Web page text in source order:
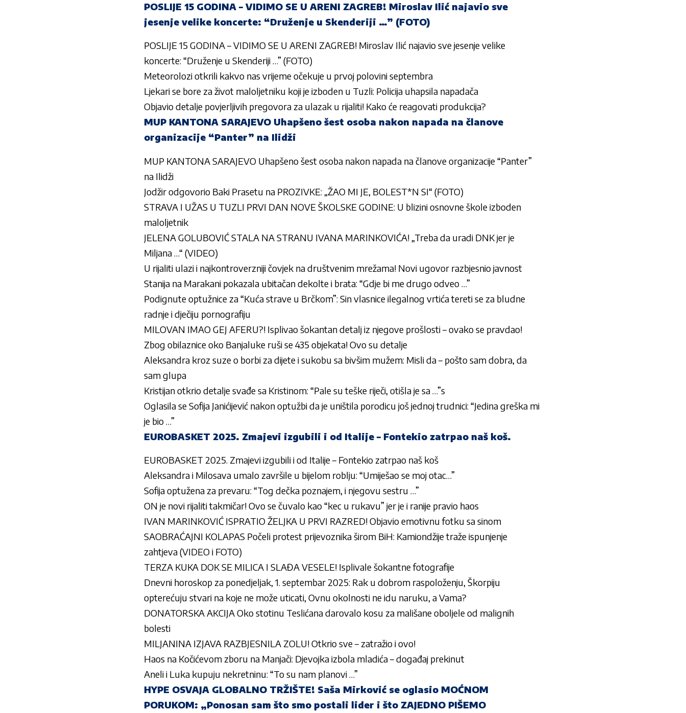
POSLIJE 15 GODINA – VIDIMO SE U ARENI ZAGREB! Miroslav Ilić najavio sve
jesenje velike koncerte: “Druženje u Skenderiji …” (FOTO)
POSLIJE 15 GODINA – VIDIMO SE U ARENI ZAGREB! Miroslav Ilić najavio sve jesenje velike
koncerte: “Druženje u Skenderiji …” (FOTO)
Meteorolozi otkrili kakvo nas vrijeme očekuje u prvoj polovini septembra
Ljekari se bore za život maloljetniku koji je izboden u Tuzli: Policija uhapsila napadača
Objavio detalje povjerljivih pregovora za ulazak u rijaliti! Kako će reagovati produkcija?
MUP KANTONA SARAJEVO Uhapšeno šest osoba nakon napada na članove
organizacije “Panter” na Ilidži
MUP KANTONA SARAJEVO Uhapšeno šest osoba nakon napada na članove organizacije “Panter”
na Ilidži
Jodžir odgovorio Baki Prasetu na PROZIVKE: „ŽAO MI JE, BOLEST*N SI“ (FOTO)
STRAVA I UŽAS U TUZLI PRVI DAN NOVE ŠKOLSKE GODINE: U blizini osnovne škole izboden
maloljetnik
JELENA GOLUBOVIĆ STALA NA STRANU IVANA MARINKOVIĆA! „Treba da uradi DNK jer je
Miljana …“ (VIDEO)
U rijaliti ulazi i najkontroverzniji čovjek na društvenim mrežama! Novi ugovor razbjesnio javnost
Stanija na Marakani pokazala ubitačan dekolte i brata: “Gdje bi me drugo odveo …”
Podignute optužnice za “Kuća strave u Brčkom”: Sin vlasnice ilegalnog vrtića tereti se za bludne
radnje i dječiju pornografiju
MILOVAN IMAO GEJ AFERU?! Isplivao šokantan detalj iz njegove prošlosti – ovako se pravdao!
Zbog obilaznice oko Banjaluke ruši se 435 objekata! Ovo su detalje
Aleksandra kroz suze o borbi za dijete i sukobu sa bivšim mužem: Misli da – pošto sam dobra, da
sam glupa
Kristijan otkrio detalje svađe sa Kristinom: “Pale su teške riječi, otišla je sa …”s
Oglasila se Sofija Janićijević nakon optužbi da je uništila porodicu još jednoj trudnici: “Jedina greška mi
je bio …”
EUROBASKET 2025. Zmajevi izgubili i od Italije – Fontekio zatrpao naš koš.
EUROBASKET 2025. Zmajevi izgubili i od Italije – Fontekio zatrpao naš koš
Aleksandra i Milosava umalo završile u bijelom roblju: “Umiješao se moj otac…”
Sofija optužena za prevaru: “Tog dečka poznajem, i njegovu sestru …”
ON je novi rijaliti takmičar! Ovo se čuvalo kao “kec u rukavu” jer je i ranije pravio haos
IVAN MARINKOVIĆ ISPRATIO ŽELJKA U PRVI RAZRED! Objavio emotivnu fotku sa sinom
SAOBRAĆAJNI KOLAPAS Počeli protest prijevoznika širom BiH: Kamiondžije traže ispunjenje
zahtjeva (VIDEO i FOTO)
TERZA KUKA DOK SE MILICA I SLAĐA VESELE! Isplivale šokantne fotografije
Dnevni horoskop za ponedjeljak, 1. septembar 2025: Rak u dobrom raspoloženju, Škorpiju
opterećuju stvari na koje ne može uticati, Ovnu okolnosti ne idu naruku, a Vama?
DONATORSKA AKCIJA Oko stotinu Teslićana darovalo kosu za mališane oboljele od malignih
bolesti
MILJANINA IZJAVA RAZBJESNILA ZOLU! Otkrio sve – zatražio i ovo!
Haos na Kočićevom zboru na Manjači: Djevojka izbola mladića – događaj prekinut
Aneli i Luka kupuju nekretninu: “To su nam planovi …”
HYPE OSVAJA GLOBALNO TRŽIŠTE! Saša Mirković se oglasio MOĆNOM
PORUKOM: „Ponosan sam što smo postali lider i što ZAJEDNO PIŠEMO